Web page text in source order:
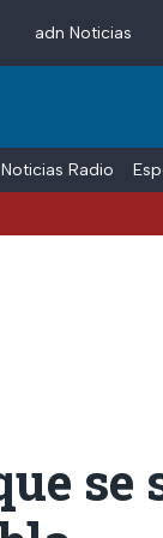
adn Noticias
Radio
se